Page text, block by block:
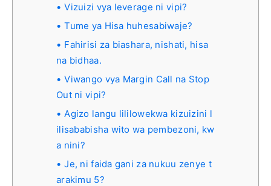
Vizuizi vya leverage ni vipi?
Tume ya Hisa huhesabiwaje?
Fahirisi za biashara, nishati, hisa
na bidhaa.
Viwango vya Margin Call na Stop
Out ni vipi?
Agizo langu lililowekwa kizuizini l
ilisababisha wito wa pembezoni, kw
a nini?
Je, ni faida gani za nukuu zenye t
arakimu 5?